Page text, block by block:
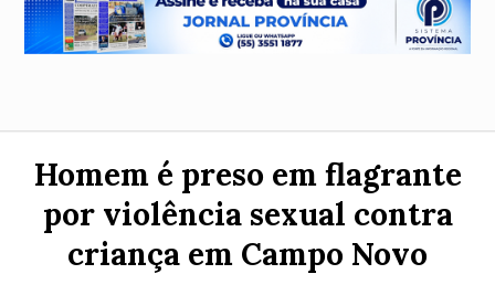
Homem é preso em flagrante
por violência sexual contra
criança em Campo Novo